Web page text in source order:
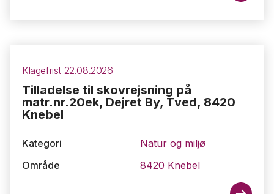
Klagefrist 22.08.2026
Tilladelse til skovrejsning på
matr.nr.20ek, Dejret By, Tved, 8420
Knebel
Kategori
Natur og miljø
Område
8420 Knebel